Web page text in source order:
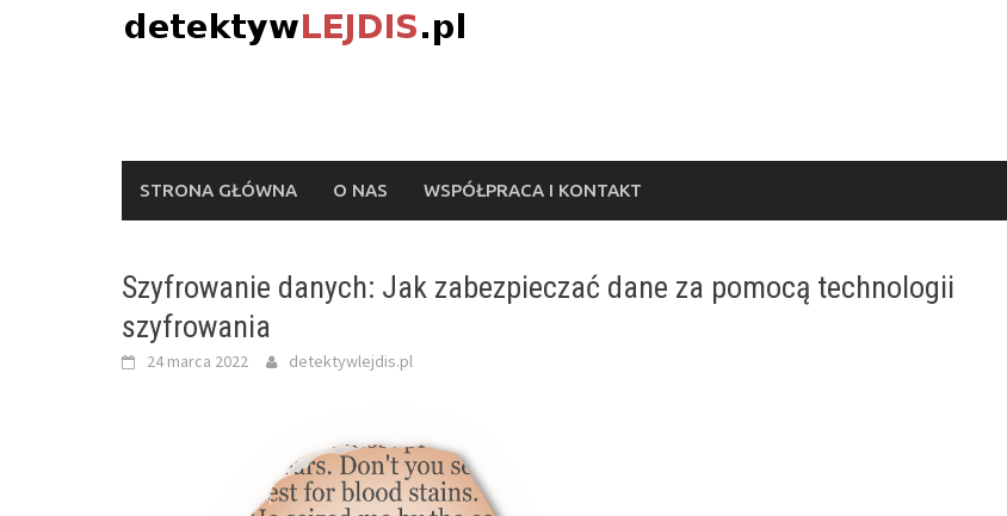
STRONA GŁÓWNA O NAS WSPÓŁPRACA I KONTAKT
Szyfrowanie danych: Jak zabezpieczać dane za pomocą technologii
szyfrowania
24 marca 2022 detektywlejdis.pl